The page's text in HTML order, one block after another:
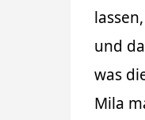
und
was
Mila